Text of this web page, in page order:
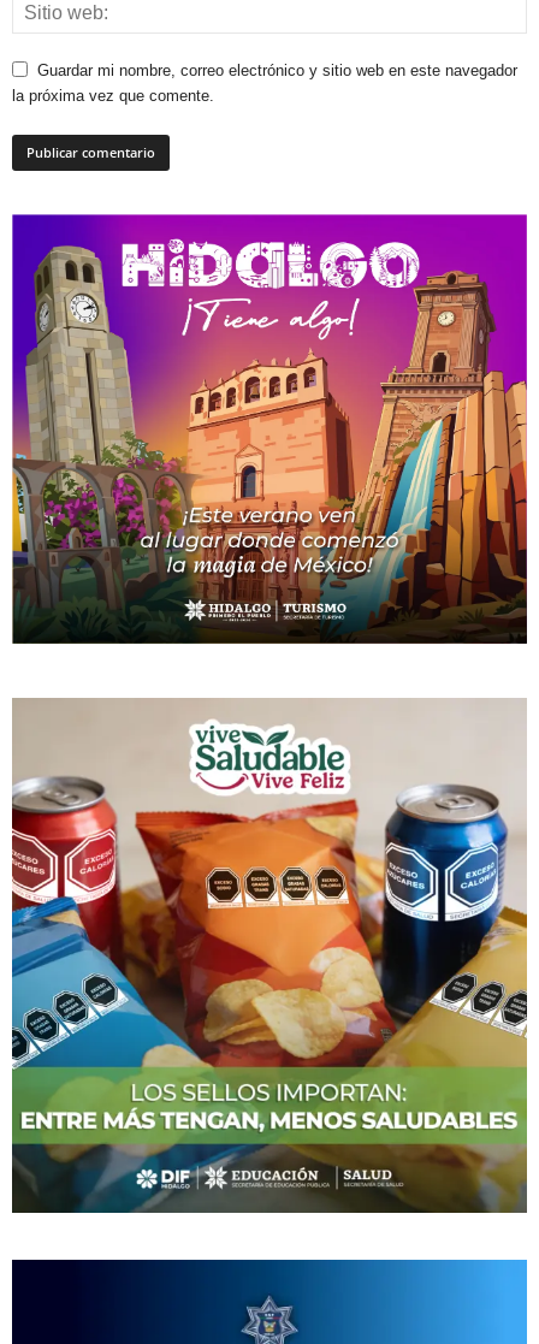
Guardar mi nombre, correo electrónico y sitio web en este navegador
la próxima vez que comente.